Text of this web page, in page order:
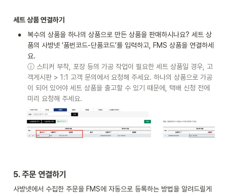
세트 상품 연결하기
•
복수의 상품을 하나의 상품으로 만든 상품을 판매하시나요? 세트 상
품의 사방넷 ‘품번코드-단품코드’를 입력하고, FMS 상품을 연결하세
ⓘ 스티커 부착, 포장 등의 가공 작업이 필요한 세트 상품일 경우, 고
객게시판 > 1:1 고객 문의에서 요청해 주세요. 하나의 상품으로 가공
이 되어 있어야 세트 상품을 출고할 수 있기 때문에, 택배 신청 전에
미리 요청해 주세요.
5. 주문 연결하기
사방넷에서 수집한 주문을 FMS에 자동으로 등록하는 방법을 알려드릴게